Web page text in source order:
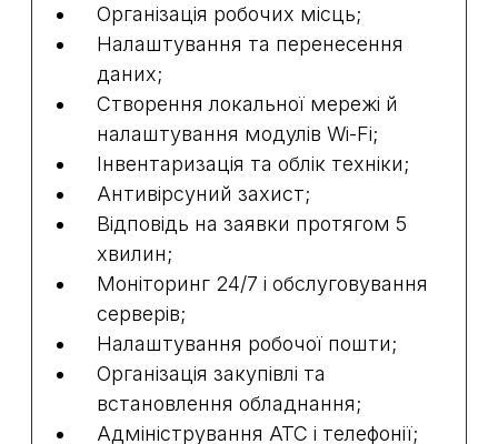
Організація робочих місць;
Налаштування та перенесення
даних;
Створення локальної мережі й
налаштування модулів Wi-Fi;
Інвентаризація та облік техніки;
Антивірсуний захист;
Відповідь на заявки протягом 5
хвилин;
Моніторинг 24/7 і обслуговування
серверів;
Налаштування робочої пошти;
Організація закупівлі та
встановлення обладнання;
Адміністрування АТС і телефонії;